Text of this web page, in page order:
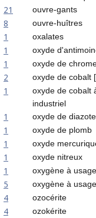
21 ouvre-gants
8 ouvre-huîtres
1 oxalates
1 oxyde
1 oxyde de
2 oxyde de cobalt
1
oxyde de cobalt
industriel
1 oxyde de diazote
1 oxyde de plomb
1 oxyde
1 oxyde nitreux
1 oxygène à
5 oxygène à
4 ozocérite
4 ozokérite